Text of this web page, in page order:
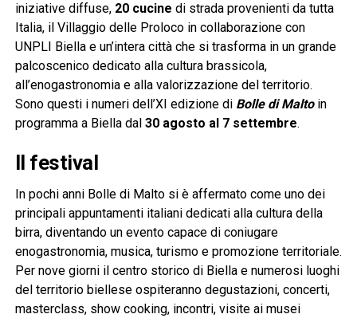
iniziative diffuse,20 cucine di strada provenienti da tutta
Italia, il Villaggio delle Proloco in collaborazione con
UNPLI Biella e un’intera città che si trasforma in un grande
palcoscenico dedicato alla cultura brassicola,
all’enogastronomia e alla valorizzazione del territorio.
Sono questi i numeri dell’XI edizione di Bolle di Maltoin
programma a Biella dal 30 agosto al 7 settembre.
Il festival
In pochi anni Bolle di Malto si è affermato come uno dei
principali appuntamenti italiani dedicati alla cultura della
birra, diventando un evento capace di coniugare
enogastronomia, musica, turismo e promozione territoriale.
Per nove giorni il centro storico di Biella e numerosi luoghi
del territorio biellese ospiteranno degustazioni, concerti,
masterclass, show cooking, incontri, visite ai musei